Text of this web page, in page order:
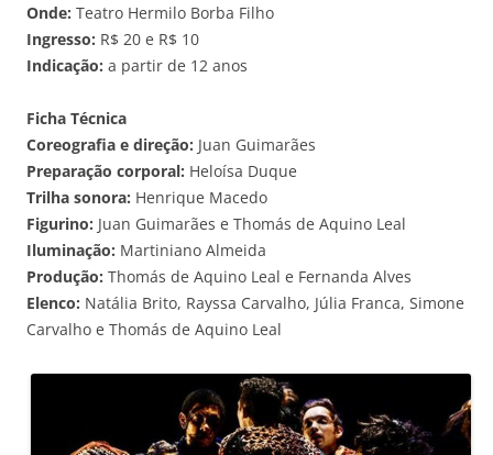
Onde: Teatro Hermilo Borba Filho
Ingresso: R$ 20 e R$ 10
Indicação: a partir de 12 anos
Ficha Técnica
Coreografia e direção: Juan Guimarães
Preparação corporal: Heloísa Duque
Trilha sonora: Henrique Macedo
Figurino: Juan Guimarães e Thomás de Aquino Leal
Iluminação: Martiniano Almeida
Produção: Thomás de Aquino Leal e Fernanda Alves
Elenco: Natália Brito, Rayssa Carvalho, Júlia Franca, Simone
Carvalho e Thomás de Aquino Leal